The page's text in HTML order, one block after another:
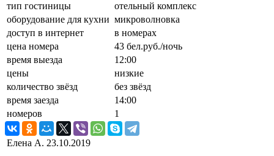
тип гостиницы
отельный комплекс
оборудование для кухни микроволновка
доступ в интернет
в номерах
цена номера
43 бел.руб./ночь
время выезда
12:00
цены
низкие
количество звёзд
без звёзд
время заезда
14:00
номеров
1
Елена А. 23.10.2019